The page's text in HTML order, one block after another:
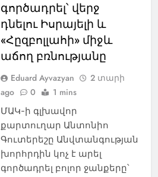
գործադրել՝ վերջ
դնելու Իսրայելի և
«Հըզբոլլահի» միջև
աճող բռնությանը
Eduard Ayvazyan
2 տարի
ago
0 1 mins
ՄԱԿ-ի գլխավոր
քարտուղար Անտոնիո
Գուտերեշը Անվտանգության
խորհրդին կոչ է արել
գործադրել բոլոր ջանքերը՝